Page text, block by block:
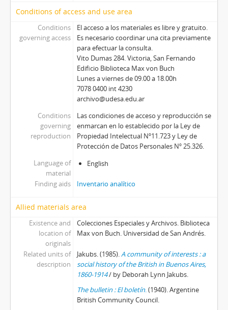
Conditions of access and use area
Conditions
governing access
El acceso a los materiales es libre y gratuito.
Es necesario coordinar una cita previamente
para efectuar la consulta.
Vito Dumas 284. Victoria, San Fernando
Edificio Biblioteca Max von Buch
Lunes a viernes de 09.00 a 18.00h
7078 0400 int 4230
archivo@udesa.edu.ar
Conditions
governing
reproduction
Las condiciones de acceso y reproducción se
enmarcan en lo establecido por la Ley de
Propiedad Intelectual Nº11.723 y Ley de
Protección de Datos Personales Nº 25.326.
Language of
material
English
Finding aids Inventario analítico
Allied materials area
Existence and
location of
originals
Colecciones Especiales y Archivos. Biblioteca
Max von Buch. Universidad de San Andrés.
Related units of
description
Jakubs. (1985).A community of interests : a
social history of the British in Buenos Aires,
1860-1914/ by Deborah Lynn Jakubs.
The bulletin : El boletín.(1940). Argentine
British Community Council.